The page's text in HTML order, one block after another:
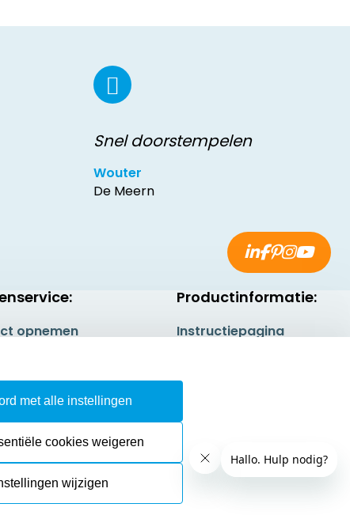
Snel doorstempelen
Wouter
De Meern
opnemen
Productinformatie:
Instructiepagina
Safety Sheets
Sitemap
met alle instellingen
cookies weigeren
wijzigen